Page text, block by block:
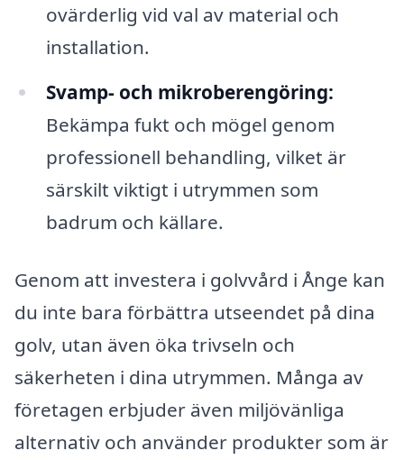
ovärderlig vid val av material och
installation.
Svamp- och mikroberengöring:
Bekämpa fukt och mögel genom
professionell behandling, vilket är
särskilt viktigt i utrymmen som
badrum och källare.
Genom att investera i golvvård i Ånge kan
du inte bara förbättra utseendet på dina
golv, utan även öka trivseln och
säkerheten i dina utrymmen. Många av
företagen erbjuder även miljövänliga
alternativ och använder produkter som är